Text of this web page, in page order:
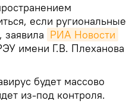
если ругиональные
заявила РИА Новости
имени Г.В. Плеханова
будет массово
из-под контроля.